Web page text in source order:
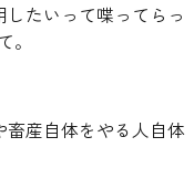
たいって喋ってらっ
産自体をやる人自体